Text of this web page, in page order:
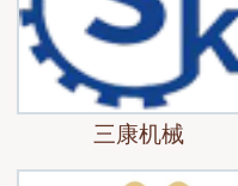
三康机械